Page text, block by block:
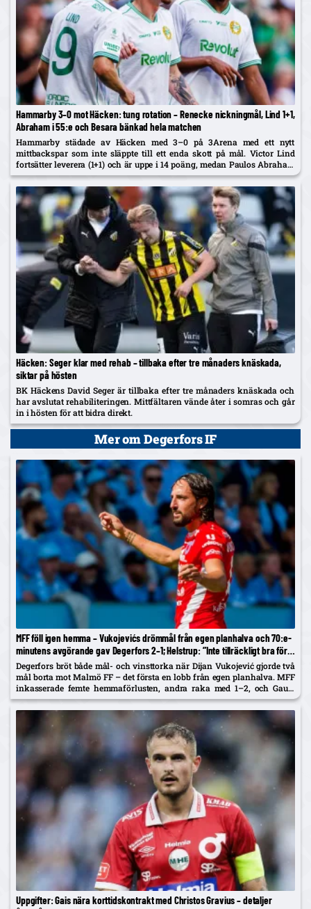
Hammarby 3–0 mot Häcken: tung rotation – Renecke nickningmål, Lind 1+1,
Abraham i 55:e och Besara bänkad hela matchen
Hammarby städade av Häcken med 3–0 på 3Arena med ett nytt
mittbackspar som inte släppte till ett enda skott på mål. Victor Lind
fortsätter leverera (1+1) och är uppe i 14 poäng, medan Paulos Abraham
– målskytt igen – var...
Häcken: Seger klar med rehab – tillbaka efter tre månaders knäskada,
siktar på hösten
BK Häckens David Seger är tillbaka efter tre månaders knäskada och
har avslutat rehabiliteringen. Mittfältaren vände åter i somras och går
in i hösten för att bidra direkt.
Mer om Degerfors IF
MFF föll igen hemma – Vukojevićs drömmål från egen planhalva och 70:e-
minutens avgörande gav Degerfors 2–1; Helstrup: ”Inte tillräckligt bra för
Europa just nu”
Degerfors bröt både mål- och vinsttorka när Dijan Vukojević gjorde två
mål borta mot Malmö FF – det första en lobb från egen planhalva. MFF
inkasserade femte hemmaförlusten, andra raka med 1–2, och Gaute
Helstrup tonar ner pratet om Europaplatser....
Uppgifter: Gais nära korttidskontrakt med Christos Gravius – detaljer